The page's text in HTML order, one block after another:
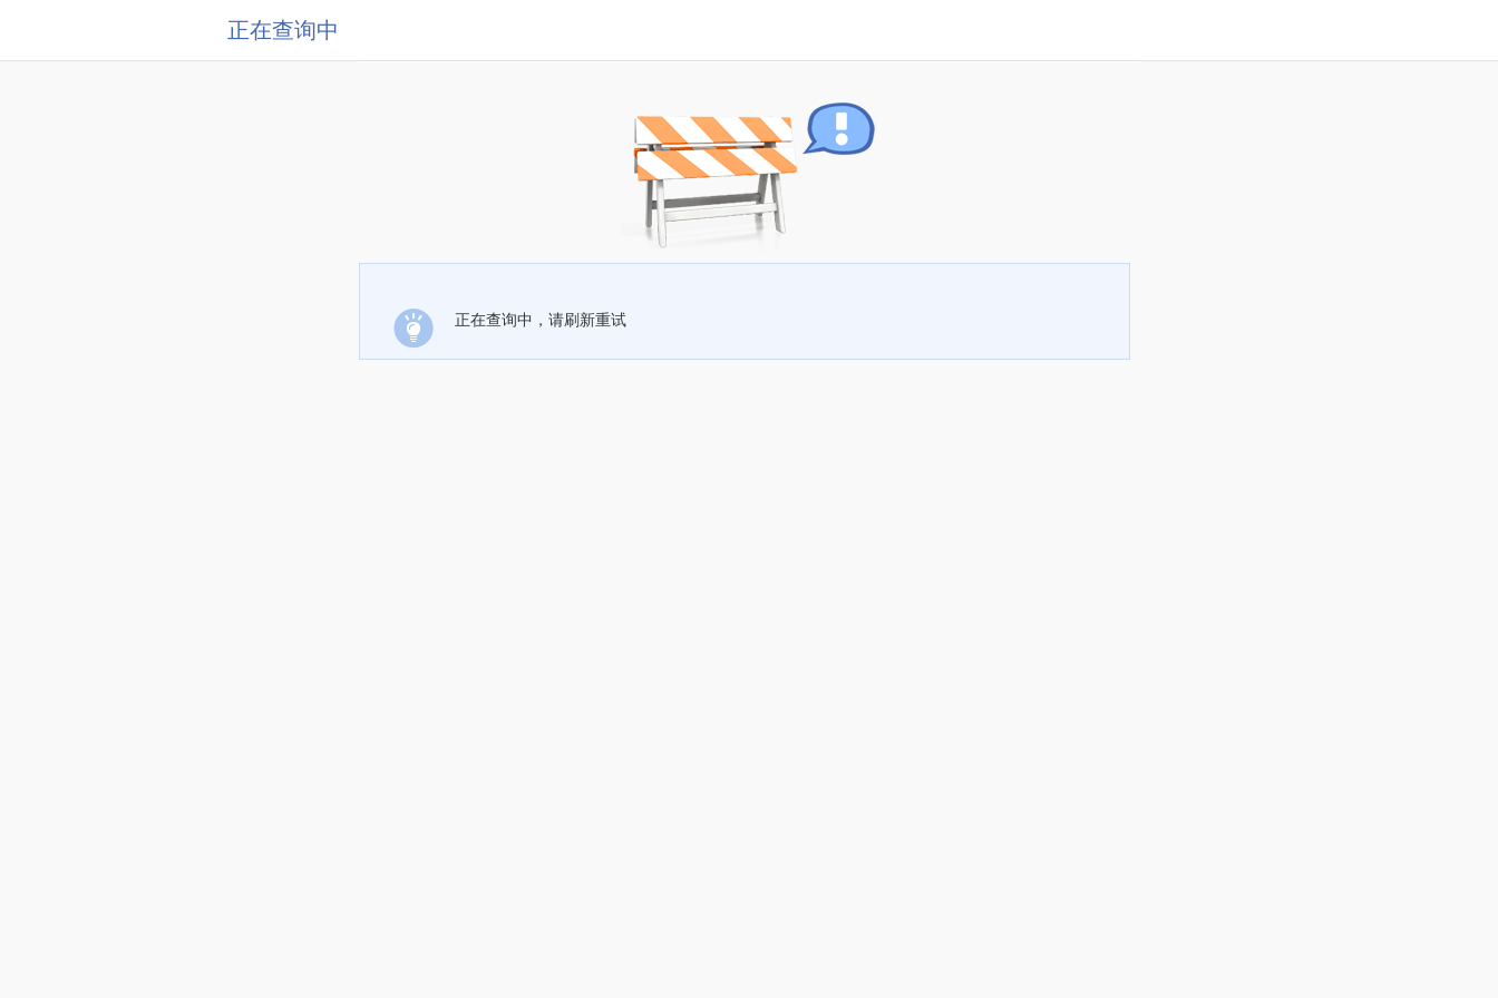
正在查询中
正在查询中，请刷新重试